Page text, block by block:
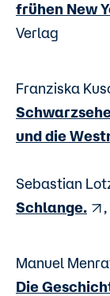
frühen New
Verlag
Franziska
und die
Sebastian
Schlange.
Manuel
Die